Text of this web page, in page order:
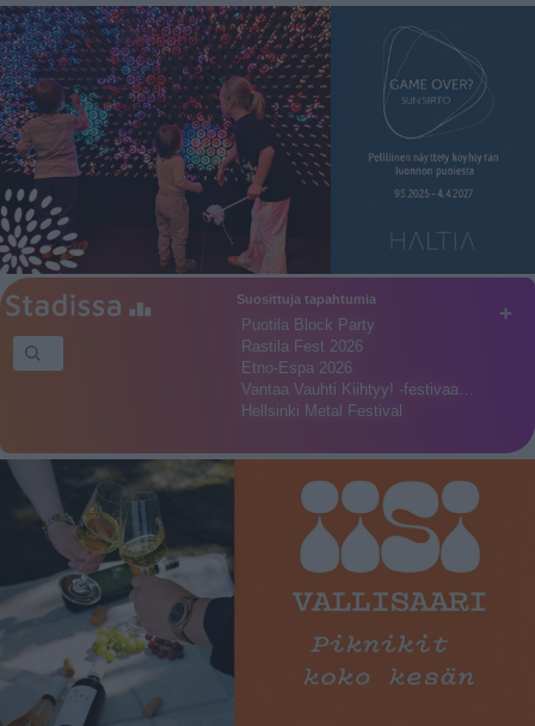
+
Suosittuja tapahtumia
Puotila Block Party
Rastila Fest 2026
Etno-Espa 2026
Vantaa Vauhti Kiihtyy! -festivaa…
Hellsinki Metal Festival